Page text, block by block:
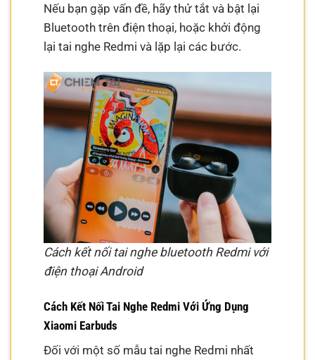
Nếu bạn gặp vấn đề, hãy thử tắt và bật lại
Bluetooth trên điện thoại, hoặc khởi động
lại tai nghe Redmi và lặp lại các bước.
Cách kết nối tai nghe bluetooth Redmi với
điện thoại Android
Cách Kết Nối Tai Nghe Redmi Với Ứng Dụng
Xiaomi Earbuds
Đối với một số mẫu tai nghe Redmi nhất